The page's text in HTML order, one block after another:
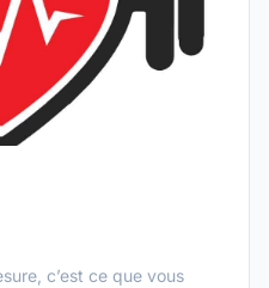
c’est ce que vous